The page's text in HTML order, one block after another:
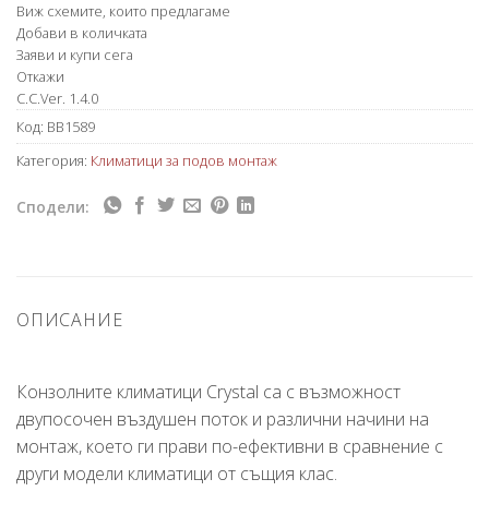
Виж схемите, които предлагаме
Добави в количката
Заяви и купи сега
Откажи
C.C.Ver. 1.4.0
Код: BB1589
Категория: Климатици за подов монтаж
Сподели:
ОПИСАНИЕ
Конзолните климатици Crystal са с възможност
двупосочен въздушен поток и различни начини на
монтаж, което ги прави по-ефективни в сравнение с
други модели климатици от същия клас.